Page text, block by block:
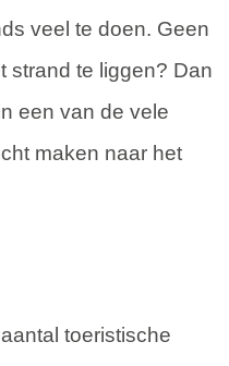
veel te doen. Geen
strand te liggen? Dan
een van de vele
maken naar het
toeristische